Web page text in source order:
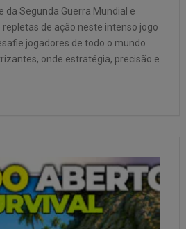
da Segunda Guerra Mundial e
de ação neste intenso jogo
jogadores de todo o mundo
onde estratégia, precisão e
a diferença. Cada confronto